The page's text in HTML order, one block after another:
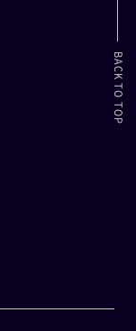
BACK TO TOP